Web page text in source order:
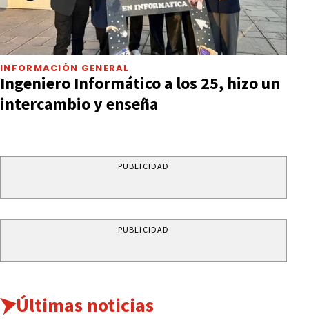
INFORMACIÓN GENERAL
Ingeniero Informático a los 25, hizo un
intercambio y enseña
PUBLICIDAD
PUBLICIDAD
Últimas noticias